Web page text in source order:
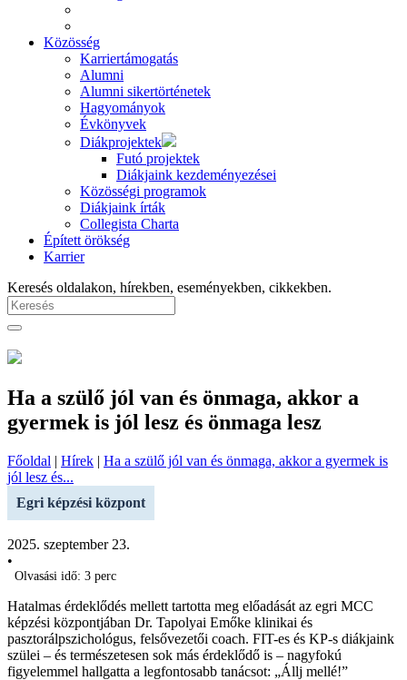
Közösség
Karriertámogatás
Alumni
Alumni sikertörténetek
Hagyományok
Évkönyvek
Diákprojektek
Futó projektek
Diákjaink kezdeményezései
Közösségi programok
Diákjaink írták
Collegista Charta
Épített örökség
Karrier
Keresés oldalakon, hírekben, eseményekben, cikkekben.
Ha a szülő jól van és önmaga, akkor a
gyermek is jól lesz és önmaga lesz
Főoldal | Hírek | Ha a szülő jól van és önmaga, akkor a gyermek is
jól lesz és...
Egri képzési központ
2025. szeptember 23.
•
Olvasási idő: 3 perc
Hatalmas érdeklődés mellett tartotta meg előadását az egri MCC
képzési központjában Dr. Tapolyai Emőke klinikai és
pasztorálpszichológus, felsővezetői coach. FIT-es és KP-s diákjaink
szülei – és természetesen sok más érdeklődő is – nagyfokú
figyelemmel hallgatta a legfontosabb tanácsot: „Állj mellé!”